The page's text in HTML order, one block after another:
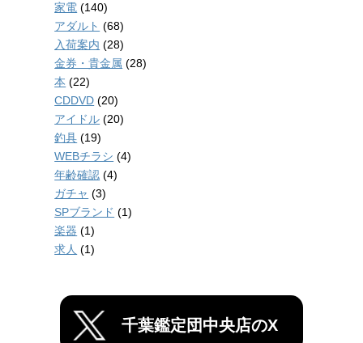
家電 (140)
アダルト (68)
入荷案内 (28)
金券・貴金属 (28)
本 (22)
CDDVD (20)
アイドル (20)
釣具 (19)
WEBチラシ (4)
年齢確認 (4)
ガチャ (3)
SPブランド (1)
楽器 (1)
求人 (1)
千葉鑑定団中央店のX